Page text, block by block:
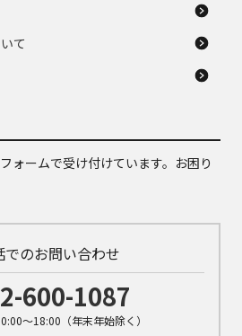
て
ォームで受け付けています。お困り
でのお問い合わせ
600-1087
～18:00（年末年始除く）